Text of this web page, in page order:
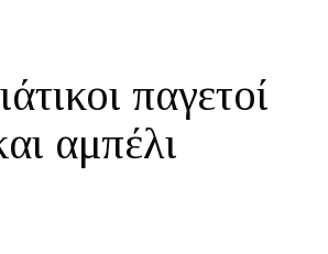
παγετοί
αμπέλι